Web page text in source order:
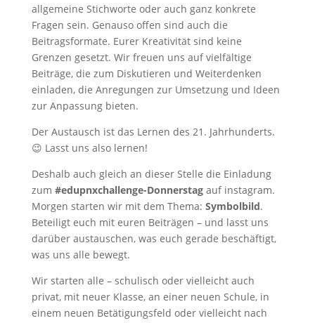
allgemeine Stichworte oder auch ganz konkrete
Fragen sein. Genauso offen sind auch die
Beitragsformate. Eurer Kreativität sind keine
Grenzen gesetzt. Wir freuen uns auf vielfältige
Beiträge, die zum Diskutieren und Weiterdenken
einladen, die Anregungen zur Umsetzung und Ideen
zur Anpassung bieten.
Der Austausch ist das Lernen des 21. Jahrhunderts.
😉 Lasst uns also lernen!
Deshalb auch gleich an dieser Stelle die Einladung
zum #edupnxchallenge-Donnerstagauf instagram.
Morgen starten wir mit dem Thema: Symbolbild.
Beteiligt euch mit euren Beiträgen – und lasst uns
darüber austauschen, was euch gerade beschäftigt,
was uns alle bewegt.
Wir starten alle – schulisch oder vielleicht auch
privat, mit neuer Klasse, an einer neuen Schule, in
einem neuen Betätigungsfeld oder vielleicht nach